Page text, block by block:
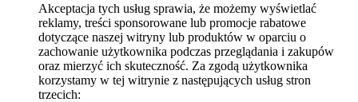
Akceptacja tych usług sprawia, że możemy wyświetlać
reklamy, treści sponsorowane lub promocje rabatowe
dotyczące naszej witryny lub produktów w oparciu o
zachowanie użytkownika podczas przeglądania i zakupów
oraz mierzyć ich skuteczność. Za zgodą użytkownika
korzystamy w tej witrynie z następujących usług stron
trzecich: